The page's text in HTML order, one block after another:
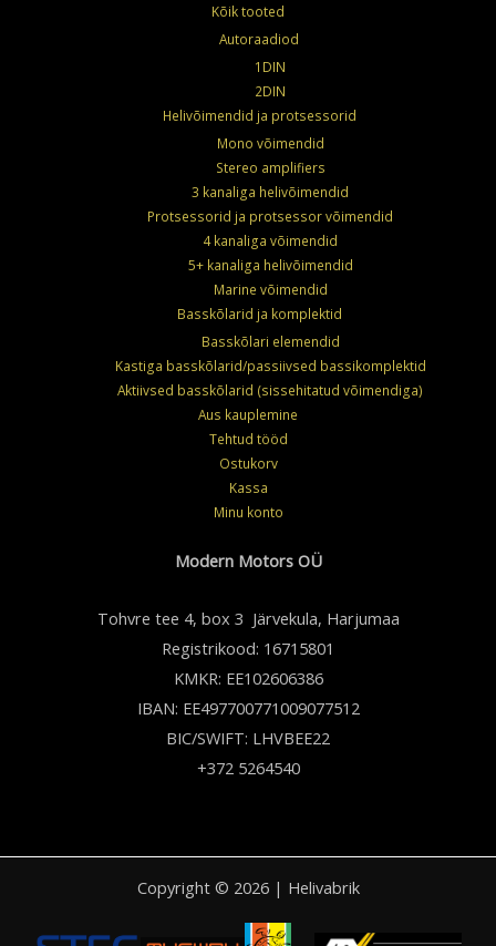
Kõik tooted
Autoraadiod
1DIN
2DIN
Helivõimendid ja protsessorid
Mono võimendid
Stereo amplifiers
3 kanaliga helivõimendid
Protsessorid ja protsessor võimendid
4 kanaliga võimendid
5+ kanaliga helivõimendid
Marine võimendid
Basskõlarid ja komplektid
Basskõlari elemendid
Kastiga basskõlarid/passiivsed bassikomplektid
Aktiivsed basskõlarid (sissehitatud võimendiga)
Aus kauplemine
Tehtud tööd
Ostukorv
Kassa
Minu konto
Modern Motors OÜ
Tohvre tee 4, box 3 Järvekula, Harjumaa
Registrikood: 16715801
KMKR: EE102606386
IBAN: EE497700771009077512
BIC/SWIFT: LHVBEE22
+372 5264540
Copyright © 2026 | Helivabrik